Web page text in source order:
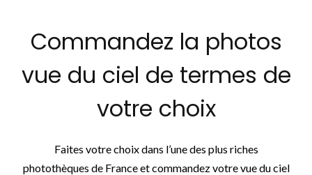
Commandez la photos
vue du ciel de termes de
votre choix
Faites votre choix dans l’une des plus riches
photothèques de France et commandez votre vue du ciel